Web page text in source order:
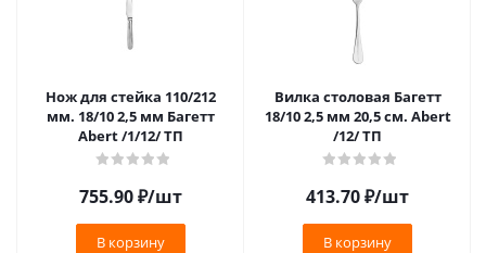
Нож для стейка 110/212
мм. 18/10 2,5 мм Багетт
Abert /1/12/ ТП
755.90₽/шт
В корзину
Вилка столовая Багетт
18/10 2,5 мм 20,5 см. Abert
/12/ ТП
413.70₽/шт
В корзину